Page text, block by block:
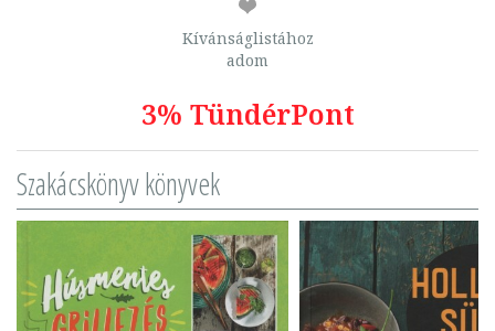
Kívánságlistához
adom
3% TündérPont
Szakácskönyv könyvek